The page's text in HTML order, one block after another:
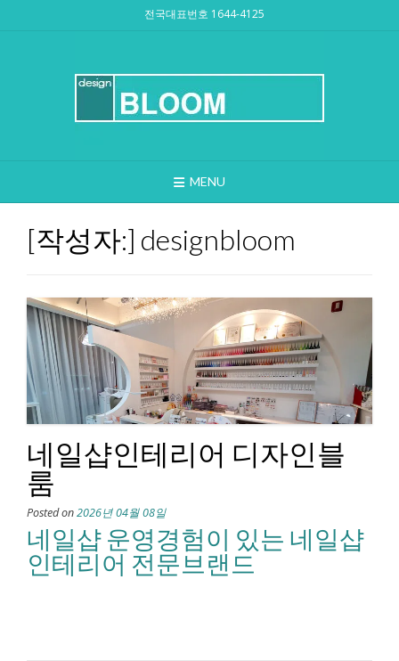
전국대표번호 1644-4125
MENU
[작성자:] designbloom
네일샵인테리어 디자인블
룸
Posted on2026년 04월 08일
네일샵 운영경험이 있는 네일샵
인테리어 전문브랜드